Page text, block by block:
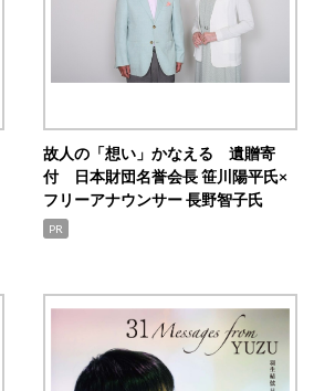
故人の「想い」かなえる 遺贈寄
付 日本財団名誉会長 笹川陽平氏×
フリーアナウンサー 長野智子氏
PR